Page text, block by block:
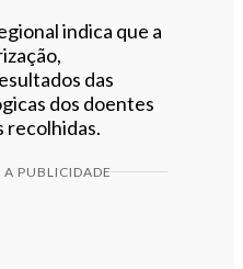
indica que a
das
dos doentes
recolhidas.
A PUBLICIDADE